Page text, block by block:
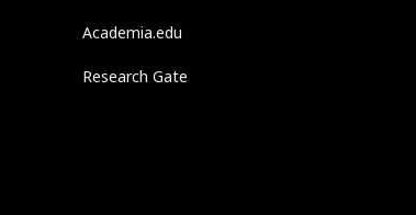
Academia.edu
Research Gate